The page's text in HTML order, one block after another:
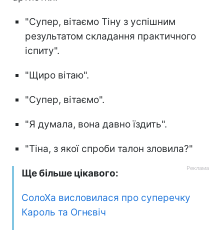
"Супер, вітаємо Тіну з успішним
результатом складання практичного
іспиту".
"Щиро вітаю".
"Супер, вітаємо".
"Я думала, вона давно їздить".
"Тіна, з якої спроби талон зловила?"
Ще більше цікавого:
СолоХа висловилася про суперечку
Кароль та Огнєвіч